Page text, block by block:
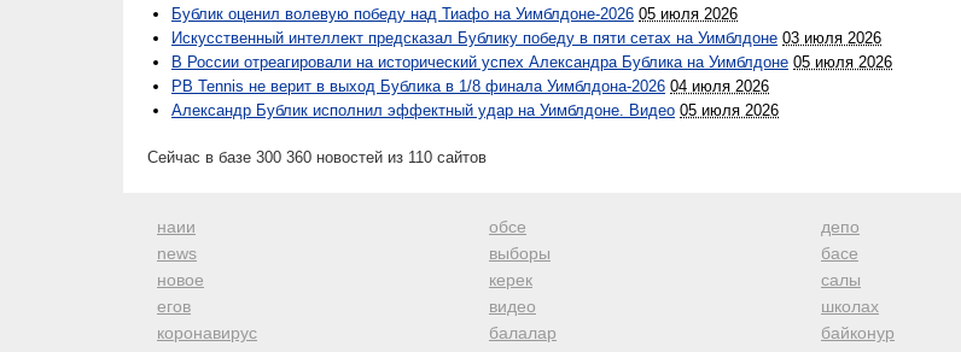
Бублик оценил волевую победу над Тиафо на Уимблдоне-2026 05 июля 2026
Искусственный интеллект предсказал Бублику победу в пяти сетах на Уимблдоне 03 июля 2026
В России отреагировали на исторический успех Александра Бублика на Уимблдоне 05 июля 2026
PB Tennis не верит в выход Бублика в 1/8 финала Уимблдона-2026 04 июля 2026
Александр Бублик исполнил эффектный удар на Уимблдоне. Видео 05 июля 2026
Сейчас в базе 300 360 новостей из 110 сайтов
наии
news
новое
егов
коронавирус
обсе
выборы
керек
видео
балалар
депо
басе
салы
школах
байконур